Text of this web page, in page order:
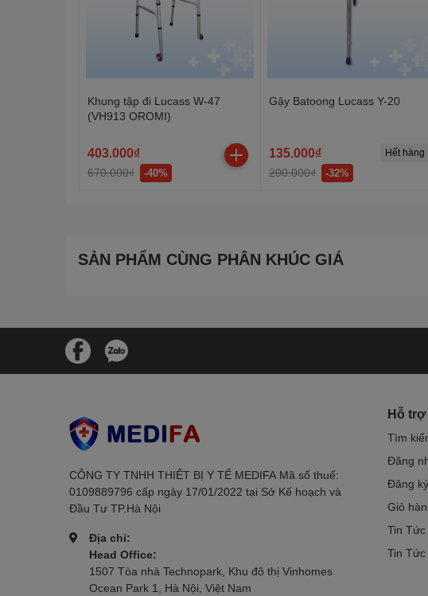
Kích thước tổng thể:
Chiều dài: khoảng 100 cm
Kích thước ghế ngồi:
Chiều cao từ mặt đất đến mặt ghế: khoảng 50 cm
Trọng lượng xe: khoảng 15-18 kg
Bánh trước: Bánh đặc, đường kính khoảng 15
Bánh sau: Bánh hơi, đường kính khoảng 50 cm
Màu sắc: Đen, Xám, Đỏ (tùy thuộc vào sự sẵn có)
ĐẶC ĐIỂM NỔI BẬT:
Thiết kế gọn nhẹ và linh hoạt: Xe Lăn Đa Năng
Khung tập đi Lucass W-47
(VH913 OROMI)
403.000₫
670.000₫ -40%
Gậy Batoong Lucass Y-20
135.000₫
200.000₫ -32%
Hết hàng
SẢN PHẨM CÙNG PHÂN KHÚC GIÁ
CÔNG TY TNHH THIẾT BỊ Y TẾ MEDIFAㅤㅤㅤㅤㅤㅤㅤ Mã số thuế:
0109889796 cấp ngày 17/01/2022 tại Sở Kế hoạch và
Đầu Tư TP.Hà Nội
Địa chỉ:
Head Office:
1507 Tòa nhà Technopark, Khu đô thị Vinhomes
Ocean Park 1, Hà Nội, Việt Nam
Hỗ
Tìm
Đăng
Đăng ký
Giỏ
Tin Tức
Tin Tức